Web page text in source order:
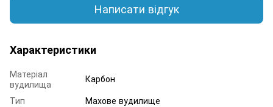
Написати відгук
Характеристики
Матеріал
вудилища
Карбон
Тип
Махове вудилище